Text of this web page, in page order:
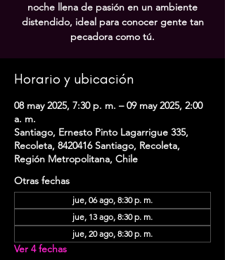
noche llena de pasión en un ambiente
distendido, ideal para conocer gente tan
pecadora como tú.
Horario y ubicación
08 may 2025, 7:30 p. m. – 09 may 2025, 2:00
a. m.
Santiago, Ernesto Pinto Lagarrigue 335,
Recoleta, 8420416 Santiago, Recoleta,
Región Metropolitana, Chile
Otras fechas
jue, 06 ago, 8:30 p. m.
jue, 13 ago, 8:30 p. m.
jue, 20 ago, 8:30 p. m.
Ver 4 fechas